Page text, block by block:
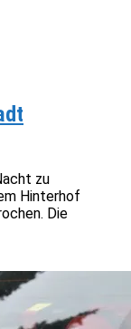
zu
Hinterhof
Die